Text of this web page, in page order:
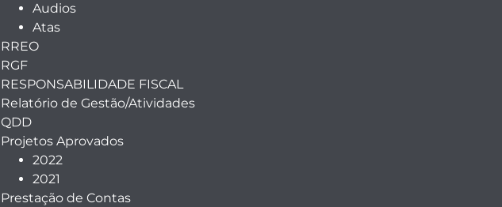
Audios
Atas
RREO
RGF
RESPONSABILIDADE FISCAL
Relatório de Gestão/Atividades
QDD
Projetos Aprovados
2022
2021
Prestação de Contas